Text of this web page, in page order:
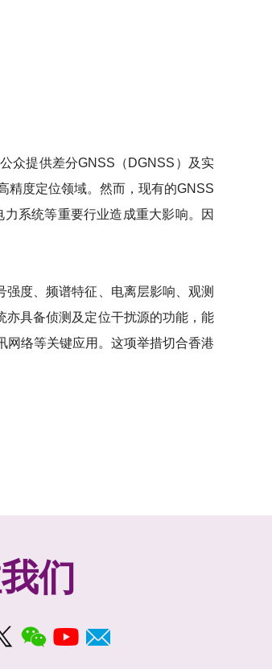
众提供差分GNSS（DGNSS）及实
精度定位领域。然而，现有的GNSS
系统等重要行业造成重大影响。因
度、频谱特征、电离层影响、观测
亦具备侦测及定位干扰源的功能，能
网络等关键应用。这项举措切合香港
们